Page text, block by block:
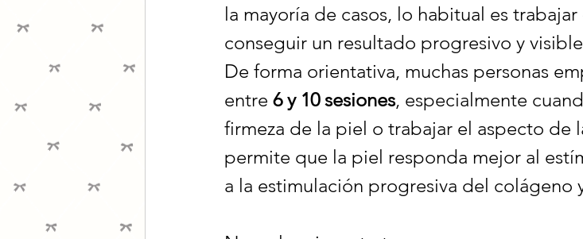
la mayoría de casos, lo habitual es
conseguir un resultado progresivo y
De forma orientativa, muchas personas
entre 6 y 10 sesiones, especialmente
firmeza de la piel o trabajar el aspecto de
permite que la piel responda mejor al
a la estimulación progresiva del colágeno